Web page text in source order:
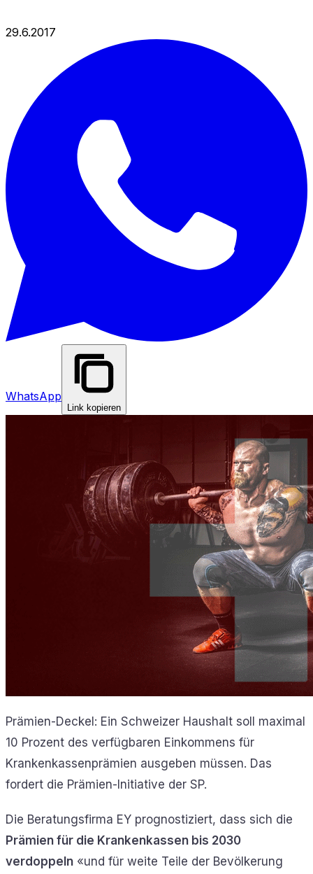
29.6.2017
WhatsApp
Link kopieren
Prämien-Deckel: Ein Schweizer Haushalt soll maximal
10 Prozent des verfügbaren Einkommens für
Krankenkassenprämien ausgeben müssen. Das
fordert die Prämien-Initiative der SP.
Die Beratungsfirma EY prognostiziert, dass sich die
Prämien für die Krankenkassen bis 2030
verdoppeln «und für weite Teile der Bevölkerung